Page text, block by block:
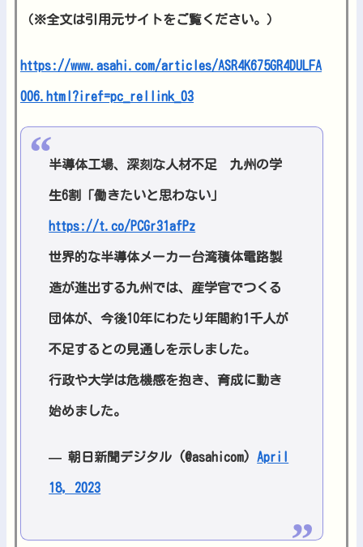
（※全文は引用元サイトをご覧ください。）
https://www.asahi.com/articles/ASR4K675GR4DULFA
006.html?iref=pc_rellink_03
半導体工場、深刻な人材不足 九州の学
生6割「働きたいと思わない」
https://t.co/PCGr31afPz
世界的な半導体メーカー台湾積体電路製
造が進出する九州では、産学官でつくる
団体が、今後10年にわたり年間約1千人が
不足するとの見通しを示しました。
行政や大学は危機感を抱き、育成に動き
始めました。
— 朝日新聞デジタル (@asahicom) April
18, 2023